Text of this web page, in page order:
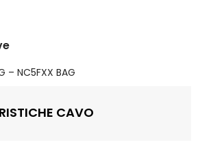
– NC5FXX BAG
CAVO